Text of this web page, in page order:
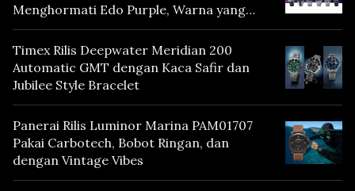
Menghormati Edo Purple, Warna yang
Mencerminkan Warisan Tokyo
Timex Rilis Deepwater Meridian 200
Automatic GMT dengan Kaca Safir dan
Jubilee Style Bracelet
Panerai Rilis Luminor Marina PAM01707
Pakai Carbotech, Bobot Ringan, dan
dengan Vintage Vibes